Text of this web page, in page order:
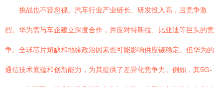
挑战也不容忽视。汽车行业产业链长、研发投入高，且竞争激
烈。华为需与车企建立深度合作，并应对特斯拉、比亚迪等巨头的竞
争。全球芯片短缺和地缘政治因素也可能影响供应链稳定。但华为的
通信技术底蕴和创新能力，为其提供了差异化竞争力。例如，其5G-